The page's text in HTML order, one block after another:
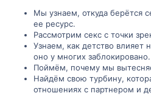
Мы узнаем, откуда берётся
ее ресурс.
Рассмотрим секс с точки
Узнаем, как детство
оно у многих заблокировано.
Поймём, почему мы
Найдём свою турбину,
отношениях с партнером и